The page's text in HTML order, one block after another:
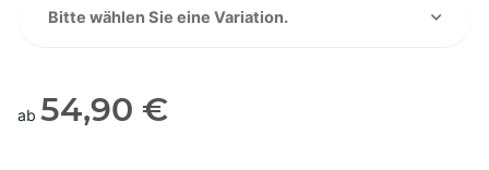
Bitte wählen Sie eine Variation.
ab 54,90 €